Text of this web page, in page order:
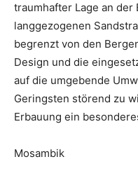
traumhafter Lage an
langgezogenen
begrenzt von den
Design und die
auf die umgebende
Geringsten störend zu
Erbauung ein
Mosambik